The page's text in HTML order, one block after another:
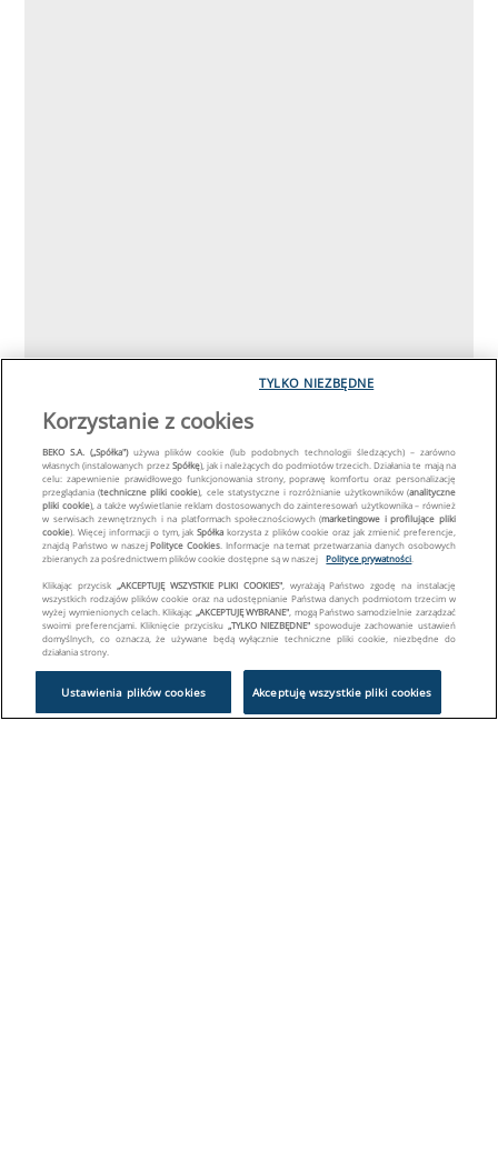
Korzystanie z cookies
BEKO S.A. („Spółka")używa plików cookie (lub podobnych technologii śledzących) – zarówno
własnych (instalowanych przezSpółkę), jak i należących do podmiotów trzecich. Działania te mają na
celu: zapewnienie prawidłowego funkcjonowania strony, poprawę komfortu oraz personalizację
przeglądania (techniczne pliki cookie), cele statystyczne i rozróżnianie użytkowników (analityczne
pliki cookie), a także wyświetlanie reklam dostosowanych do zainteresowań użytkownika – również
w serwisach zewnętrznych i na platformach społecznościowych (marketingowe i profilujące pliki
cookie). Więcej informacji o tym, jakSpółka korzysta z plików cookie oraz jak zmienić preferencje,
znajdą Państwo w naszejPolityce Cookies . Informacje na temat przetwarzania danych osobowych
zbieranych za pośrednictwem plików cookie dostępne są w naszej
Polityce prywatności
Klikając przycisk „AKCEPTUJĘ WSZYSTKIE PLIKI COOKIES" , wyrażają Państwo zgodę na instalację
wszystkich rodzajów plików cookie oraz na udostępnianie Państwa danych podmiotom trzecim w
wyżej wymienionych celach. Klikając „AKCEPTUJĘ WYBRANE" , mogą Państwo samodzielnie zarządzać
swoimi preferencjami. Kliknięcie przycisku „TYLKO NIEZBĘDNE" spowoduje zachowanie ustawień
domyślnych, co oznacza, że używane będą wyłącznie techniczne pliki cookie, niezbędne do
działania strony.
Ustawienia plików cookies Akceptuję wszystkie pliki cookies
TYLKO NIEZBĘDNE